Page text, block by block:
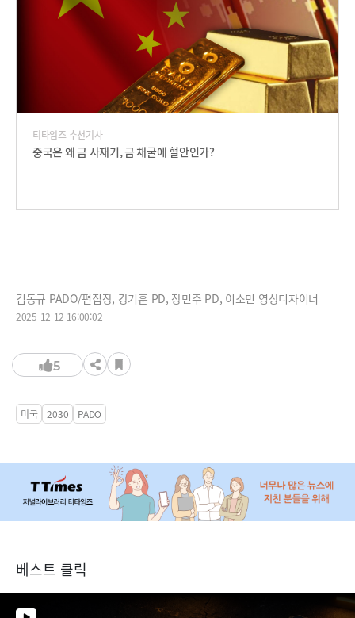
티타임즈 추천기사
중국은 왜 금 사재기, 금 채굴에 혈안인가?
김동규 PADO/편집장, 강기훈 PD, 장민주 PD, 이소민 영상디자이너
2025-12-12 16:00:02
5
미국 2030 PADO
베스트 클릭